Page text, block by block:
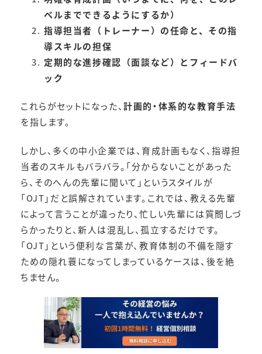
ベルまでできるようにするか）
指導担当者（トレーナー）の任命と、その指
導スキルの担保
定期的な進捗確認（面談など）とフィードバ
ック
これらがセットになった、計画的・体系的な教育手法
を指します。
しかし、多くの中小企業では、育成計画もなく、指導担
当者のスキルもバラバラ。「分からないことがあった
ら、そのへんの先輩に聞いて」というスタイルが
「OJT」だと誤解されています。これでは、教える先輩
によって言うことが違ったり、忙しい先輩には質問しづ
らかったりと、新人は混乱し、孤立するだけです。
「OJT」という便利な言葉が、教育体制の不備を隠す
ための隠れ蓑になってしまっているケースは、後を絶
ちません。